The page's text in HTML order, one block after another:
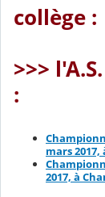
collège :
>>>
:
mars 2017,
2017, à